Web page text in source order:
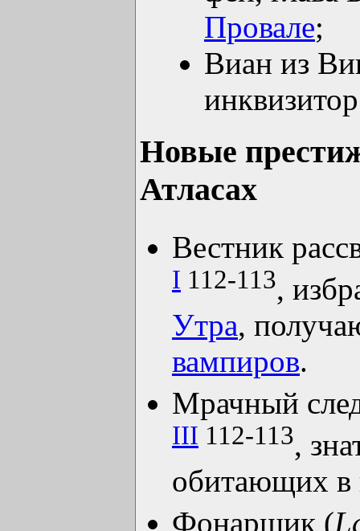
Провале;
Виан из
Новые
Атласах
Вестник
I 112-113,
Утра,
вампиров.
Мрачный
III 112-113,
обитающих
Фонарщик (